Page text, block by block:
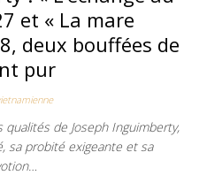
et « La mare
deux bouffées de
pur
qualités de Joseph Inguimberty,
sa probité exigeante et sa